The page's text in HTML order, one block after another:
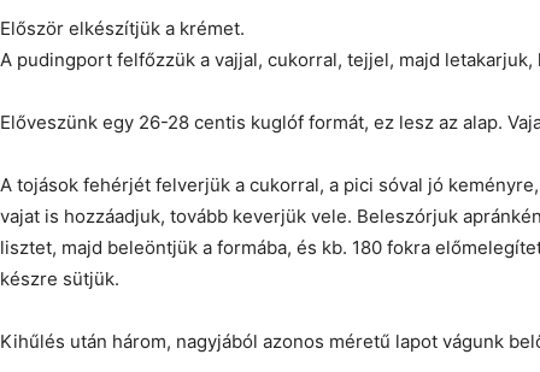
Először elkészítjük a krémet.
A pudingport felfőzzük a vajjal, cukorral, tejjel, majd
Előveszünk egy 26-28 centis kuglóf formát, ez lesz az alap.
A tojások fehérjét felverjük a cukorral, a pici sóval jó
vajat is hozzáadjuk, tovább keverjük vele. Beleszórjuk
lisztet, majd beleöntjük a formába, és kb. 180 fokra
készre sütjük.
Kihűlés után három, nagyjából azonos méretű lapot vágunk